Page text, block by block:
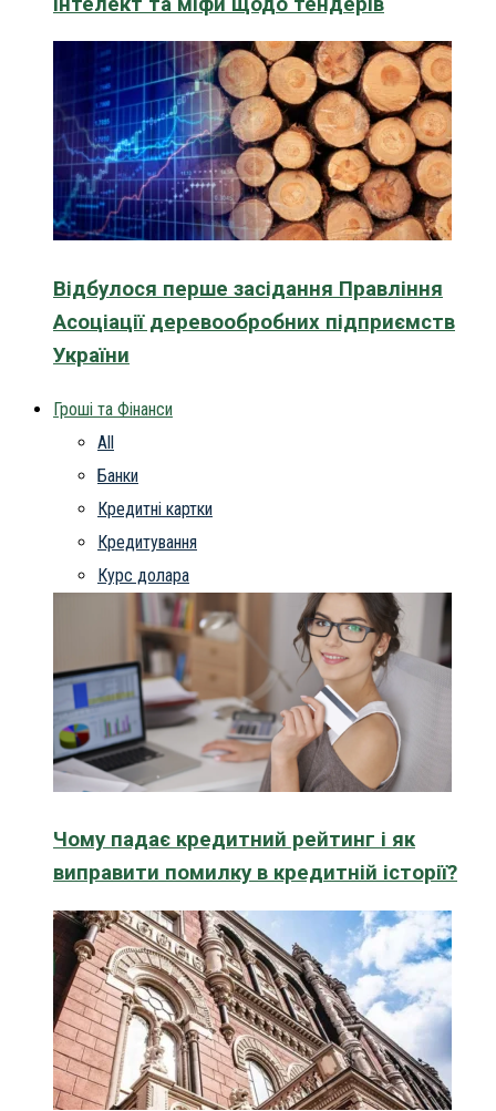
Відбулося перше засідання Правління
Асоціації деревообробних підприємств
України
Гроші та Фінанси
All
Банки
Кредитні картки
Кредитування
Курс долара
Чому падає кредитний рейтинг і як
виправити помилку в кредитній історії?